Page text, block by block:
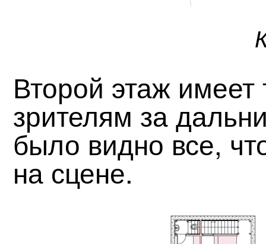
Второй этаж
зрителям за
было видно все,
на сцене.